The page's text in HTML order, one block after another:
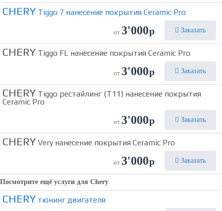
CHERY Tiggo 7 нанесение покрытия Ceramic Pro
от 3'000р Заказать
CHERY Tiggo FL нанесение покрытия Ceramic Pro
от 3'000р Заказать
CHERY Tiggo рестайлинг (T11) нанесение покрытия
Ceramic Pro
от 3'000р Заказать
CHERY Very нанесение покрытия Ceramic Pro
от 3'000р Заказать
Посмотрите ещё услуги для Chery
CHERY тюнинг двигателя